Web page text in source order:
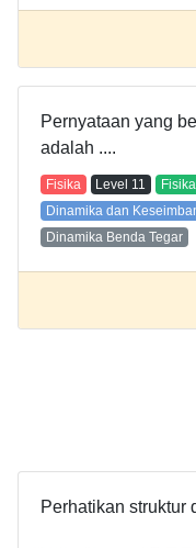
Pernyataan yang
adalah ....
Fisika Level 11
Fisika
Dinamika dan
Dinamika Benda Tegar
Perhatikan struktur